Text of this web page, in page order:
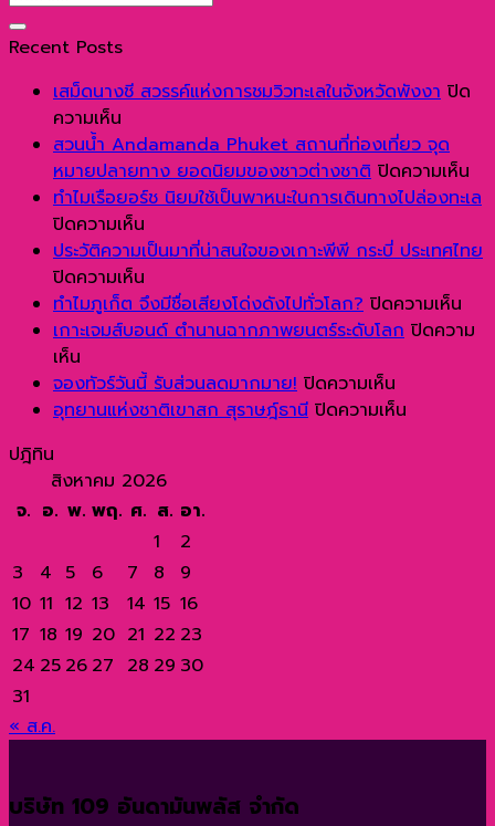
Recent Posts
เสม็ดนางชี สวรรค์แห่งการชมวิวทะเลในจังหวัดพังงา ปิด
ความเห็น
เสม็ด
นางชี
สวรรค์
แห่ง
การ
ชม
วิว
ทะเลใน
พังงา
สวนน้ำ Andamanda Phuket สถานที่ท่องเที่ยว จุด
หมายปลายทาง ยอดนิยมของชาวต่างชาติ ปิดความเห็น
สว
ที่
ทำไมเรือยอร์ช นิยมใช้เป็นพาหนะในการเดินทางไปล่องทะเล
ปิดความเห็น
ทำไม
ยอร์ช
นิยม
เป็น
พาหนะ
เดิน
ทาง
ไปล่
อง
ทะเล
ประวัติความเป็นมาที่น่าสนใจของเกาะพีพี กระบี่ ประเทศไทย
ปิดความเห็น
ประวัติ
ความ
มา
ที่
ของ
เกาะ
พีพี
กระบี่
ประเทศไทย
ทำไมภูเก็ต จึงมีชื่อเสียงโด่งดังไปทั่วโลก? ปิดความเห็น
ทำไ
เกาะเจมส์บอนด์ ตำนานฉากภาพยนตร์ระดับโลก ปิดความ
เห็น
เกาะ
เจมส์
ฉาก
ภาพยนตร์
โลก
จองทัวร์วันนี้ รับส่วนลดมากมาย! ปิดความเห็น
จอง
อุทยานแห่งชาติเขาสก สุราษฎ์ธานี ปิดความเห็น
ปฎิทิน
สิงหาคม 2026
จ. อ. พ. พฤ. ศ. ส. อา.
1
2
3
4 5 6 7 8
9
10 11 12 13 14 15 16
17 18 19 20 21 22 23
24 25 26 27 28 29 30
31
« ส.ค.
บริษัท 109 อันดามันพลัส จำกัด